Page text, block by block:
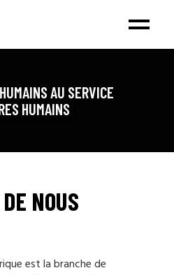
AU SERVICE
HUMAINS
NOUS
est la branche de